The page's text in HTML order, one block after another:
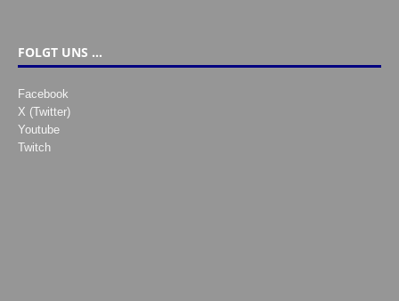
FOLGT UNS …
Facebook
X (Twitter)
Youtube
Twitch